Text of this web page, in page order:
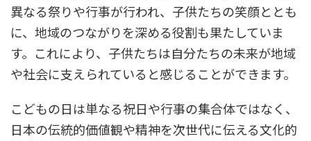
異なる祭りや行事が行われ、子供たちの笑顔ととも
に、地域のつながりを深める役割も果たしていま
す。これにより、子供たちは自分たちの未来が地域
や社会に支えられていると感じることができます。
こどもの日は単なる祝日や行事の集合体ではなく、
日本の伝統的価値観や精神を次世代に伝える文化的